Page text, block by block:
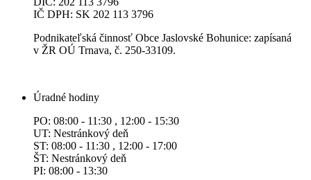
IČ DPH: SK 202 113 3796
Podnikateľská činnosť Obce Jaslovské Bohunice: zapísaná
v ŽR OÚ Trnava, č. 250-33109.
Úradné hodiny
PO: 08:00 - 11:30 , 12:00 - 15:30
UT: Nestránkový deň
ST: 08:00 - 11:30 , 12:00 - 17:00
ŠT: Nestránkový deň
PI: 08:00 - 13:30